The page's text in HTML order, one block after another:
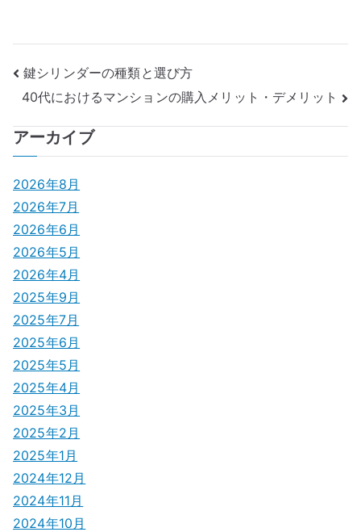
投
稿
ナ
ビ
ゲ
ー
シ
ョ
ン
鍵シリンダーの種類と選び方
40代におけるマンションの購入メリット・デメリット
アーカイブ
2026年8月
2026年7月
2026年6月
2026年5月
2026年4月
2025年9月
2025年7月
2025年6月
2025年5月
2025年4月
2025年3月
2025年2月
2025年1月
2024年12月
2024年11月
2024年10月